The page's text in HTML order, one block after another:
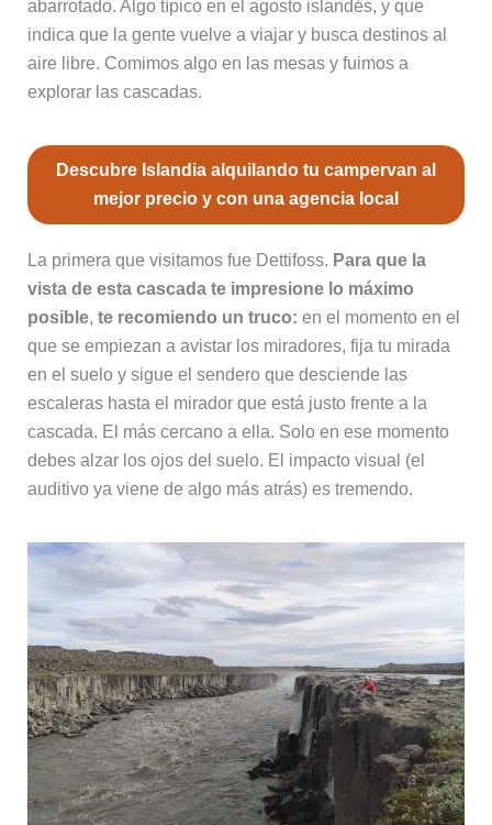
abarrotado. Algo típico en el agosto islandés, y que
indica que la gente vuelve a viajar y busca destinos al
aire libre. Comimos algo en las mesas y fuimos a
explorar las cascadas.
Descubre Islandia alquilando tu campervan al
mejor precio y con una agencia local
La primera que visitamos fue Dettifoss. Para que la
vista de esta cascada te impresione lo máximo
posible, te recomiendo un truco: en el momento en el
que se empiezan a avistar los miradores, fija tu mirada
en el suelo y sigue el sendero que desciende las
escaleras hasta el mirador que está justo frente a la
cascada. El más cercano a ella. Solo en ese momento
debes alzar los ojos del suelo. El impacto visual (el
auditivo ya viene de algo más atrás) es tremendo.